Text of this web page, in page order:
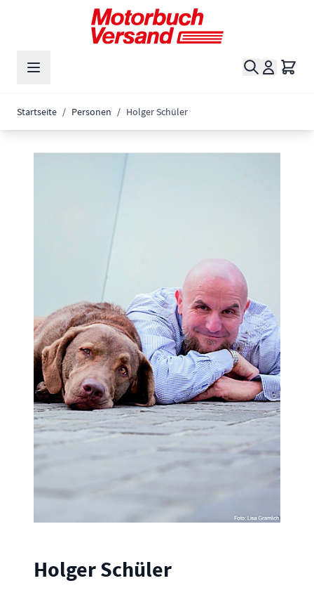
Zum Inhalt springen
Suche
Startseite / Personen / Holger Schüler
Holger Schüler